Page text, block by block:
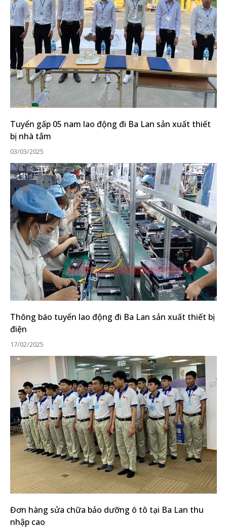
Tuyển gấp 05 nam lao động đi Ba Lan sản xuất thiết
bị nhà tắm
03/03/2025
Thông báo tuyển lao động đi Ba Lan sản xuất thiết bị
điện
17/02/2025
Đơn hàng sửa chữa bảo dưỡng ô tô tại Ba Lan thu
nhập cao